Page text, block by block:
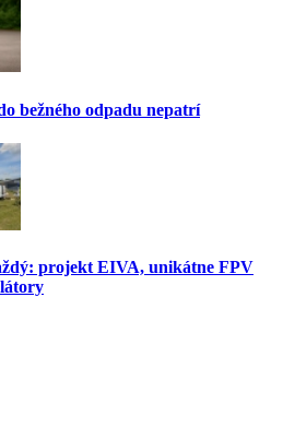
bežného odpadu nepatrí
projekt EIVA, unikátne FPV